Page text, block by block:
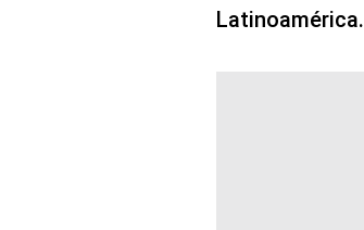
Latinoamérica.